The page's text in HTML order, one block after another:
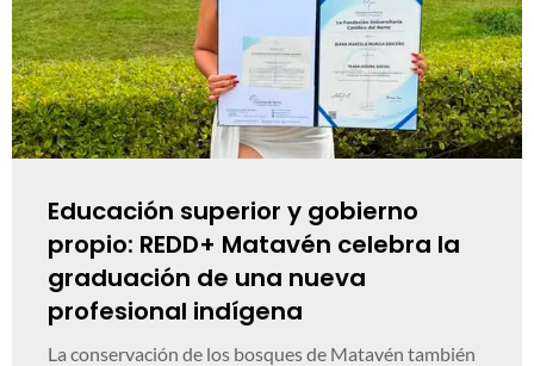
Educación superior y gobierno
propio: REDD+ Matavén celebra la
graduación de una nueva
profesional indígena
La conservación de los bosques de Matavén también